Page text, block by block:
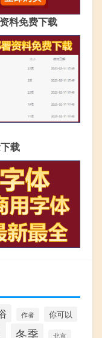
料免费下载
载
作者 你可以
冬季 北京